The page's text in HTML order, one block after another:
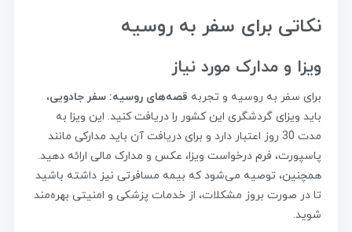
نکاتی برای سفر به روسیه
ویزا و مدارک مورد نیاز
برای سفر به روسیه و تجربه قصه‌های روسیه: سفر جادویی،
باید ویزای گردشگری این کشور را دریافت کنید. این ویزا به
مدت 30 روز اعتبار دارد و برای دریافت آن باید مدارکی مانند
پاسپورت، فرم درخواست ویزا، عکس و مدارک مالی ارائه دهید.
همچنین، توصیه می‌شود که بیمه مسافرتی نیز داشته باشید
تا در صورت بروز مشکلات، از خدمات پزشکی و امنیتی بهره‌مند
شوید.